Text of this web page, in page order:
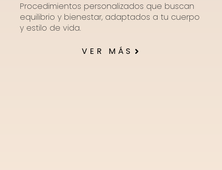
Procedimientos personalizados que buscan
equilibrio y bienestar, adaptados a tu cuerpo
y estilo de vida.
VER MÁS